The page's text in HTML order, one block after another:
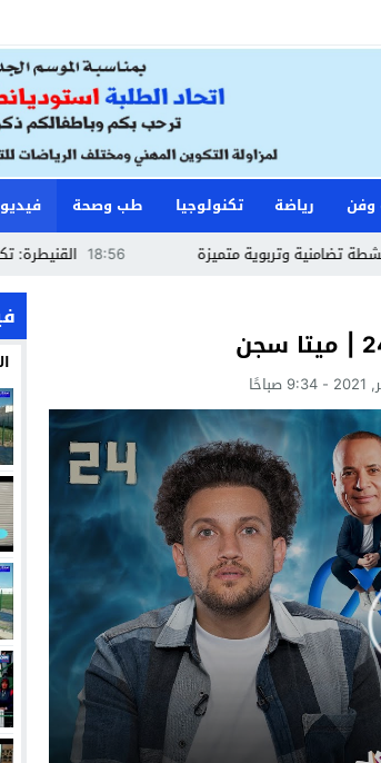
وفن رياضة تكنولوجيا طب وصحة
القنيطرة: تكوين
وتربوية متميزة